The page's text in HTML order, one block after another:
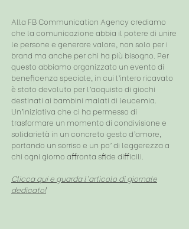
Alla FB Communication Agency crediamo
che la comunicazione abbia il potere di unire
le persone e generare valore, non solo per i
brand ma anche per chi ha più bisogno. Per
questo abbiamo organizzato un evento di
beneficenza speciale, in cui l’intero ricavato
è stato devoluto per l’acquisto di giochi
destinati ai bambini malati di leucemia.
Un’iniziativa che ci ha permesso di
trasformare un momento di condivisione e
solidarietà in un concreto gesto d’amore,
portando un sorriso e un po’ di leggerezza a
chi ogni giorno affronta sfide difficili.
Clicca qui e guarda l'articolo di giornale
dedicato!